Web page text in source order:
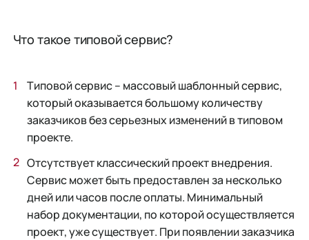
Что такое типовой сервис?
Типовой сервис – массовый шаблонный сервис,
который оказывается большому количеству
заказчиков без серьезных изменений в типовом
проекте.
Отсутствует классический проект внедрения.
Сервис может быть предоставлен за несколько
дней или часов после оплаты. Минимальный
набор документации, по которой осуществляется
проект, уже существует. При появлении заказчика